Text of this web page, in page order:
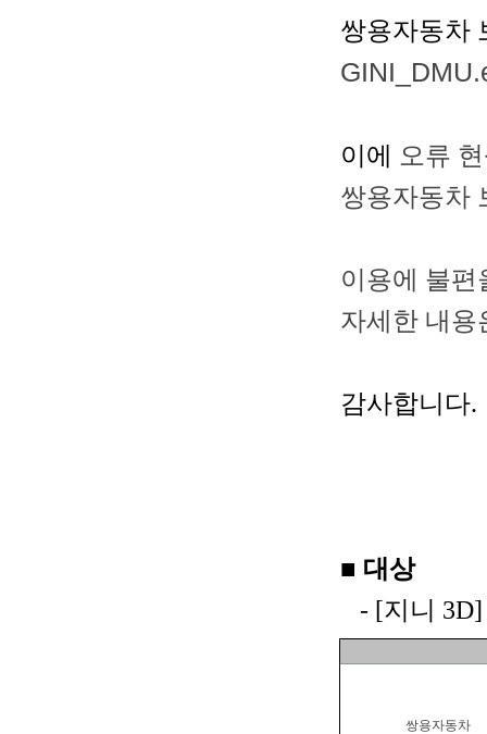
쌍용자동차
이에
오류
쌍용자동차
이용에 불편
자세한 내용
감사합니다.
■ 대상
- [지니 3D
쌍용자동차